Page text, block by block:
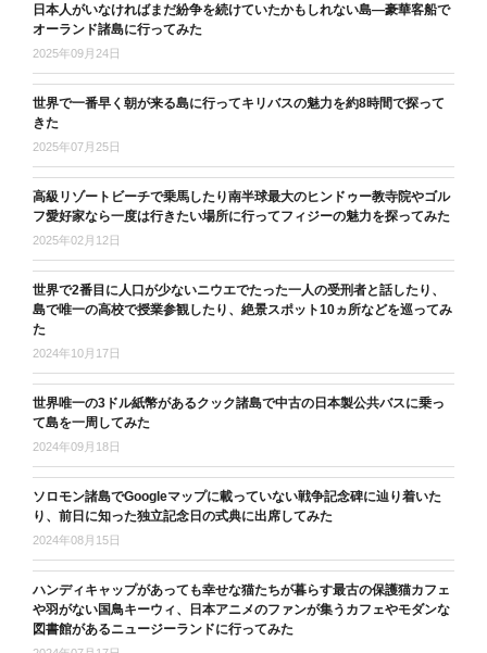
日本人がいなければまだ紛争を続けていたかもしれない島―豪華客船で
オーランド諸島に行ってみた
2025年09月24日
世界で一番早く朝が来る島に行ってキリバスの魅力を約8時間で探って
きた
2025年07月25日
高級リゾートビーチで乗馬したり南半球最大のヒンドゥー教寺院やゴル
フ愛好家なら一度は行きたい場所に行ってフィジーの魅力を探ってみた
2025年02月12日
世界で2番目に人口が少ないニウエでたった一人の受刑者と話したり、
島で唯一の高校で授業参観したり、絶景スポット10ヵ所などを巡ってみ
た
2024年10月17日
世界唯一の3ドル紙幣があるクック諸島で中古の日本製公共バスに乗っ
て島を一周してみた
2024年09月18日
ソロモン諸島でGoogleマップに載っていない戦争記念碑に辿り着いた
り、前日に知った独立記念日の式典に出席してみた
2024年08月15日
ハンディキャップがあっても幸せな猫たちが暮らす最古の保護猫カフェ
や羽がない国鳥キーウィ、日本アニメのファンが集うカフェやモダンな
図書館があるニュージーランドに行ってみた